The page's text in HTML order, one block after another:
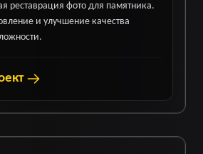
реставрация фото для памятника.
и улучшение качества